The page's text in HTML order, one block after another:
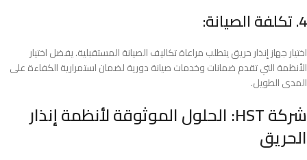
4. تكلفة الصيانة:
اختيار جهاز إنذار حريق يتطلب مراعاة تكاليف الصيانة المستقبلية. يفضل اختيار
الأنظمة التي تقدم ضمانات وخدمات صيانة دورية لضمان استمرارية الكفاءة على
المدى الطويل.
شركة HST: الحلول الموثوقة لأنظمة إنذار
الحريق